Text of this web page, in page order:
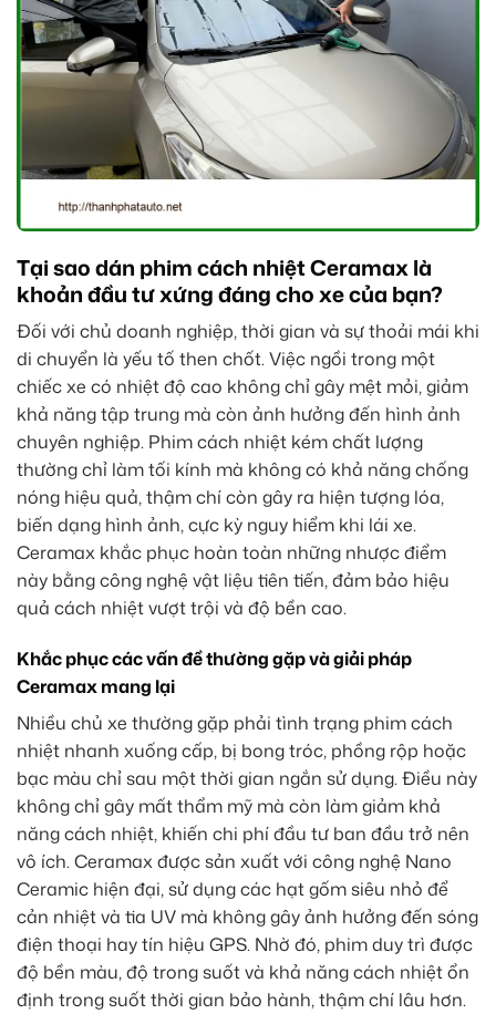
Tại sao dán phim cách nhiệt Ceramax là
khoản đầu tư xứng đáng cho xe của bạn?
Đối với chủ doanh nghiệp, thời gian và sự thoải mái khi
di chuyển là yếu tố then chốt. Việc ngồi trong một
chiếc xe có nhiệt độ cao không chỉ gây mệt mỏi, giảm
khả năng tập trung mà còn ảnh hưởng đến hình ảnh
chuyên nghiệp. Phim cách nhiệt kém chất lượng
thường chỉ làm tối kính mà không có khả năng chống
nóng hiệu quả, thậm chí còn gây ra hiện tượng lóa,
biến dạng hình ảnh, cực kỳ nguy hiểm khi lái xe.
Ceramax khắc phục hoàn toàn những nhược điểm
này bằng công nghệ vật liệu tiên tiến, đảm bảo hiệu
quả cách nhiệt vượt trội và độ bền cao.
Khắc phục các vấn đề thường gặp và giải pháp
Ceramax mang lại
Nhiều chủ xe thường gặp phải tình trạng phim cách
nhiệt nhanh xuống cấp, bị bong tróc, phồng rộp hoặc
bạc màu chỉ sau một thời gian ngắn sử dụng. Điều này
không chỉ gây mất thẩm mỹ mà còn làm giảm khả
năng cách nhiệt, khiến chi phí đầu tư ban đầu trở nên
vô ích. Ceramax được sản xuất với công nghệ Nano
Ceramic hiện đại, sử dụng các hạt gốm siêu nhỏ để
cản nhiệt và tia UV mà không gây ảnh hưởng đến sóng
điện thoại hay tín hiệu GPS. Nhờ đó, phim duy trì được
độ bền màu, độ trong suốt và khả năng cách nhiệt ổn
định trong suốt thời gian bảo hành, thậm chí lâu hơn.